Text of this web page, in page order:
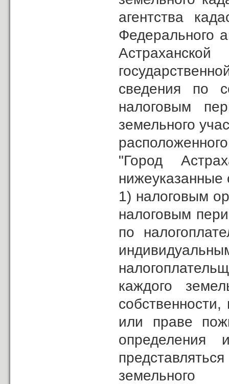
агентства
Федерального
сведения по
налоговым
земельного
"Город
нижеуказанные
1) налоговым
налоговым
по
каждого
собственности,
или праве
определения